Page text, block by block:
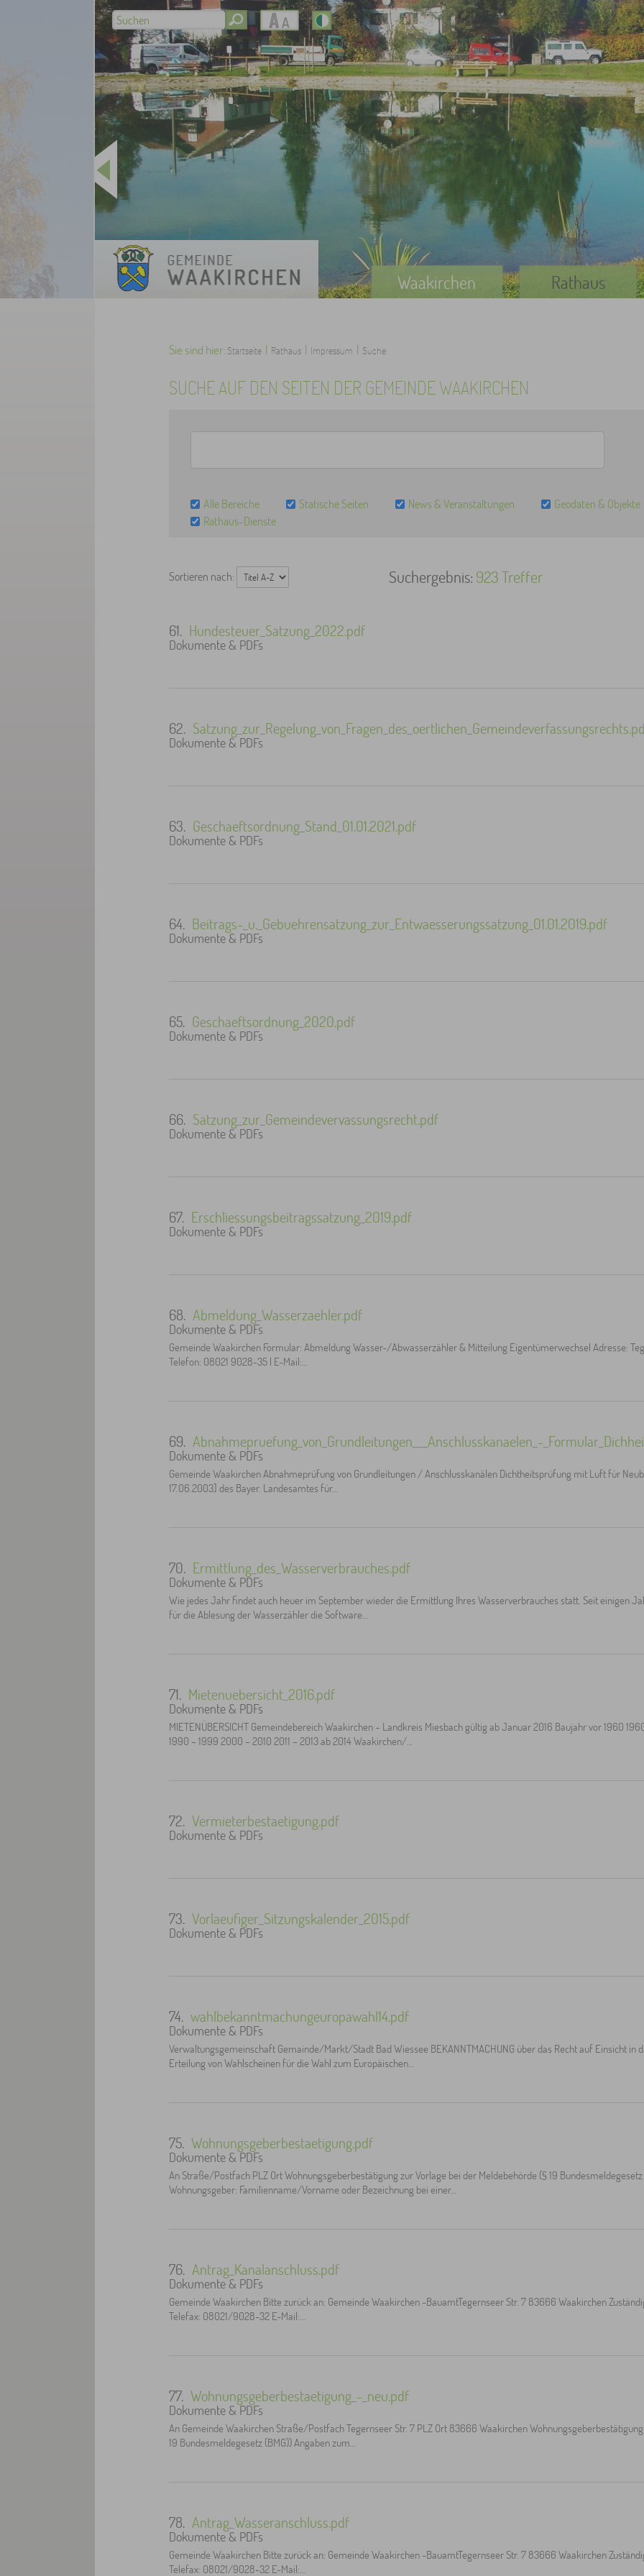
Waakirchen Rathaus
Sie sind hier: Startseite | Rathaus | Impressum | Suche
SUCHE AUF DEN SEITEN DER GEMEINDE WAAKIRCHEN
Alle Bereiche Statische Seiten News & Veranstaltungen
Geodaten & Objekte
Rathaus-Dienste
Sortieren nach: 923 Treffer
61. Hundesteuer_Satzung_2022.pdf
Dokumente & PDFs
62.
Dokumente & PDFs
63. Geschaeftsordnung_Stand_01.01.2021.pdf
Dokumente & PDFs
64. Beitrags-_u._Gebuehrensatzung_zur_Entwaesserungssatzung_01.01.2019.pdf
Dokumente & PDFs
65. Geschaeftsordnung_2020.pdf
Dokumente & PDFs
66. Satzung_zur_Gemeindevervassungsrecht.pdf
Dokumente & PDFs
67. Erschliessungsbeitragssatzung_2019.pdf
Dokumente & PDFs
68. Abmeldung_Wasserzaehler.pdf
Dokumente & PDFs
Gemeinde Waakirchen Formular: Abmeldung Wasser-/Abwasserzähler & Mitteilung Eigentümerwechsel Adresse:
Telefon: 08021 9028-35 | E-Mail:…
69. Abnahmepruefung_von_Grundleitungen___Anschlusskanaelen_-
Dokumente & PDFs
Gemeinde Waakirchen Abnahmeprüfung von Grundleitungen / Anschlusskanälen Dichtheitsprüfung mit Luft für
17.06.2003] des Bayer. Landesamtes für…
70. Ermittlung_des_Wasserverbrauches.pdf
Dokumente & PDFs
Wie jedes Jahr findet auch heuer im September wieder die Ermittlung Ihres Wasserverbrauches statt. Seit einigen
für die Ablesung der Wasserzähler die Software…
71. Mietenuebersicht_2016.pdf
Dokumente & PDFs
MIETENÜBERSICHT Gemeindebereich Waakirchen – Landkreis Miesbach gültig ab Januar 2016 Baujahr vor 1960
1990 – 1999 2000 – 2010 2011 – 2013 ab 2014 Waakirchen/…
72. Vermieterbestaetigung.pdf
Dokumente & PDFs
73. Vorlaeufiger_Sitzungskalender_2015.pdf
Dokumente & PDFs
74. wahlbekanntmachungeuropawahl14.pdf
Dokumente & PDFs
Verwaltungsgemeinschaft Gemainde/Markt/Stadt Bad Wiessee BEKANNTMACHUNG über das Recht auf Einsicht in
Erteilung von Wahlscheinen für die Wahl zum Europäischen…
75. Wohnungsgeberbestaetigung.pdf
Dokumente & PDFs
An Straße/Postfach PLZ Ort Wohnungsgeberbestätigung zur Vorlage bei der Meldebehörde (§ 19
Wohnungsgeber: Familienname/Vorname oder Bezeichnung bei einer…
76. Antrag_Kanalanschluss.pdf
Dokumente & PDFs
Gemeinde Waakirchen Bitte zurück an: Gemeinde Waakirchen -BauamtTegernseer Str. 7 83666 Waakirchen
Telefax: 08021/9028-32 E-Mail:…
77. Wohnungsgeberbestaetigung_-_neu.pdf
Dokumente & PDFs
An Gemeinde Waakirchen Straße/Postfach Tegernseer Str. 7 PLZ Ort 83666 Waakirchen
19 Bundesmeldegesetz (BMG)) Angaben zum…
78. Antrag_Wasseranschluss.pdf
Dokumente & PDFs
Gemeinde Waakirchen Bitte zurück an: Gemeinde Waakirchen -BauamtTegernseer Str. 7 83666 Waakirchen
Telefax: 08021/9028-32 E-Mail:…